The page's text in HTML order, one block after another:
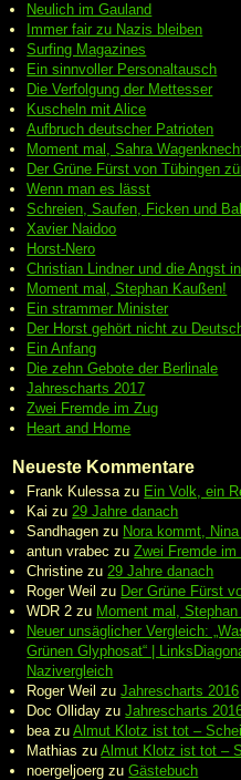
Neulich im Gauland
Immer fair zu Nazis bleiben
Surfing Magazines
Ein sinnvoller Personaltausch
Die Verfolgung der Mettesser
Kuscheln mit Alice
Aufbruch deutscher Patrioten
Moment mal, Sahra
Der Grüne Fürst von Tübingen
Wenn man es lässt
Schreien, Saufen, Ficken und
Xavier Naidoo
Horst-Nero
Christian Lindner und die Angst
Moment mal, Stephan Kaußen!
Ein strammer Minister
Der Horst gehört nicht zu
Ein Anfang
Die zehn Gebote der Berlinale
Jahrescharts 2017
Zwei Fremde im Zug
Heart and Home
Neueste Kommentare
Frank Kulessa zu Ein Volk, ein
Kai zu 29 Jahre danach
Sandhagen zu Nora kommt,
antun vrabec zuZwei Fremde im
Christine zu 29 Jahre danach
Roger Weil zu Der Grüne Fürst
WDR 2 zu Moment mal,
Neuer unsäglicher Vergleich:
Grünen Glyphosat“ |
Nazivergleich
Roger Weil zuJahrescharts 2016
Doc Olliday zuJahrescharts
bea zuAlmut Klotz ist tot –
Mathias zuAlmut Klotz ist tot –
noergeljoerg zuGästebuch